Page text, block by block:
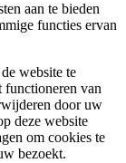
aan te bieden
functies ervan
website te
functioneren van
door uw
deze website
om cookies te
bezoekt.